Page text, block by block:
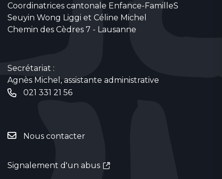
Coordinatrices cantonale Enfance-FamilleS
Seuyin Wong Liggi et Céline Michel
Chemin des Cèdres 7 - Lausanne
Secrétariat :
Agnès Michel, assistante administrative
021 331 21 56
Nous contacter
Signalement d'un abus